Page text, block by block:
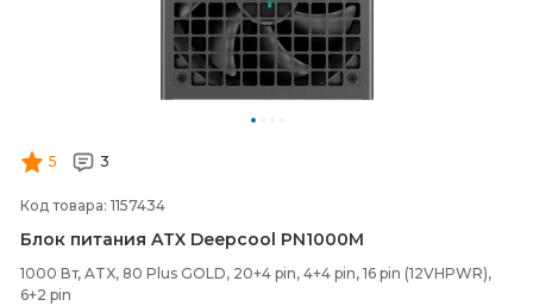
5 3
Код товара: 1157434
Блок питания ATX Deepcool PN1000M
1000 Вт, ATX, 80 Plus GOLD, 20+4 pin, 4+4 pin, 16 pin (12VHPWR),
6+2 pin